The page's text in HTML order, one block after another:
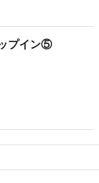
プイン⑤